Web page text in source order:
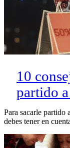
10
partido
Para sacarle partido
debes tener en